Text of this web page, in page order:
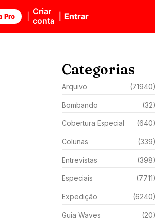
Pro
Criar
conta
Entrar
Categorias
Arquivo (71940)
Bombando (32)
Cobertura Especial (640)
Colunas (339)
Entrevistas (398)
Especiais (7711)
Expedição (6240)
Guia Waves (20)